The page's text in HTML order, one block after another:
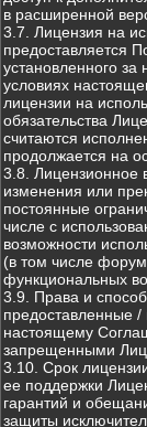
в расширенной
3.7. Лицензия на
предоставляется
установленного за
условиях
лицензии на
обязательства
считаются
продолжается на
3.8. Лицензионное
изменения или
постоянные
числе с
возможности
(в том числе
функциональных
3.9. Права и
предоставленные
настоящему
запрещенными
3.10. Срок
ее поддержки
гарантий и
защиты